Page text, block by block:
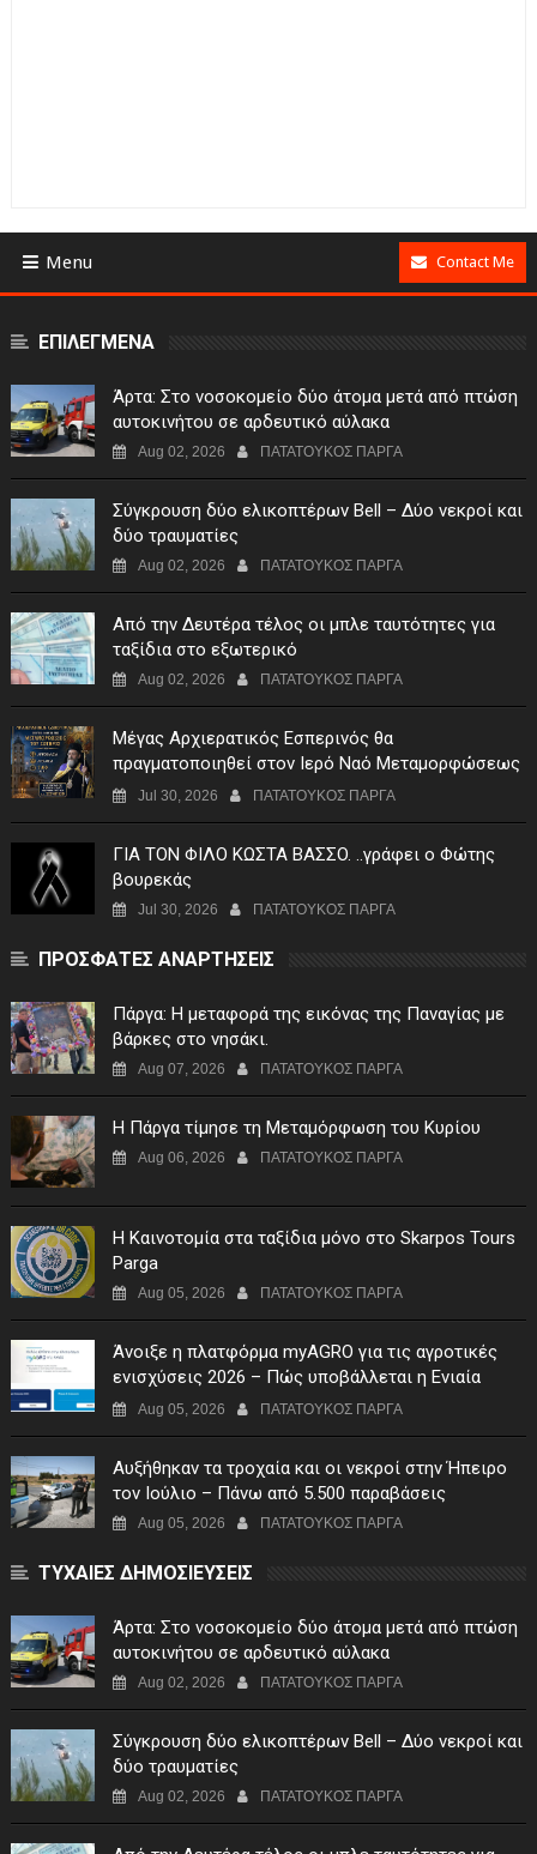
Menu Contact Me
ΕΠΙΛΕΓΜΕΝΑ
Άρτα: Στο νοσοκομείο δύο άτομα μετά από πτώση
αυτοκινήτου σε αρδευτικό αύλακα
Aug 02, 2026 ΠΑΤΑΤΟΥΚΟΣ ΠΑΡΓΑ
Σύγκρουση δύο ελικοπτέρων Bell – Δύο νεκροί και
δύο τραυματίες
Aug 02, 2026 ΠΑΤΑΤΟΥΚΟΣ ΠΑΡΓΑ
Από την Δευτέρα τέλος οι μπλε ταυτότητες για
ταξίδια στο εξωτερικό
Aug 02, 2026 ΠΑΤΑΤΟΥΚΟΣ ΠΑΡΓΑ
Μέγας Αρχιερατικός Εσπερινός θα
πραγματοποιηθεί στον Ιερό Ναό Μεταμορφώσεως
του Σωτήρος Σταυροχωρίου στης 5 Αυγούστου
Jul 30, 2026 ΠΑΤΑΤΟΥΚΟΣ ΠΑΡΓΑ
ΓIA TON ΦIΛO KΩΣTA BAΣΣO. ..γράφει ο Φώτης
βουρεκάς
Jul 30, 2026 ΠΑΤΑΤΟΥΚΟΣ ΠΑΡΓΑ
ΠΡΟΣΦΑΤΕΣ ΑΝΑΡΤΗΣΕΙΣ
Πάργα: Η μεταφορά της εικόνας της Παναγίας με
βάρκες στο νησάκι.
Aug 07, 2026 ΠΑΤΑΤΟΥΚΟΣ ΠΑΡΓΑ
Η Πάργα τίμησε τη Μεταμόρφωση του Κυρίου
Aug 06, 2026 ΠΑΤΑΤΟΥΚΟΣ ΠΑΡΓΑ
Η Καινοτομία στα ταξίδια μόνο στο Skarpos Tours
Parga
Aug 05, 2026 ΠΑΤΑΤΟΥΚΟΣ ΠΑΡΓΑ
Άνοιξε η πλατφόρμα myAGRO για τις αγροτικές
ενισχύσεις 2026 – Πώς υποβάλλεται η Ενιαία
Αίτηση Ενίσχυσης
Aug 05, 2026 ΠΑΤΑΤΟΥΚΟΣ ΠΑΡΓΑ
Αυξήθηκαν τα τροχαία και οι νεκροί στην Ήπειρο
τον Ιούλιο – Πάνω από 5.500 παραβάσεις
Aug 05, 2026 ΠΑΤΑΤΟΥΚΟΣ ΠΑΡΓΑ
ΤΥΧΑΙΕΣ ΔΗΜΟΣΙΕΥΣΕΙΣ
Άρτα: Στο νοσοκομείο δύο άτομα μετά από πτώση
αυτοκινήτου σε αρδευτικό αύλακα
Aug 02, 2026 ΠΑΤΑΤΟΥΚΟΣ ΠΑΡΓΑ
Σύγκρουση δύο ελικοπτέρων Bell – Δύο νεκροί και
δύο τραυματίες
Aug 02, 2026 ΠΑΤΑΤΟΥΚΟΣ ΠΑΡΓΑ